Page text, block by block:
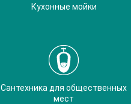
Кухонные мойки
Сантехника для общественных
мест